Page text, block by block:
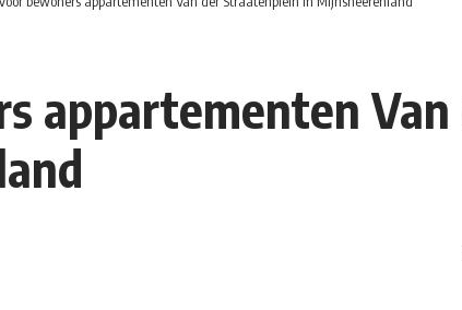
appartementen Van